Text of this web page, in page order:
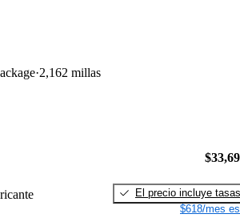
2,162 millas
El precio incluye tasas
$618/mes